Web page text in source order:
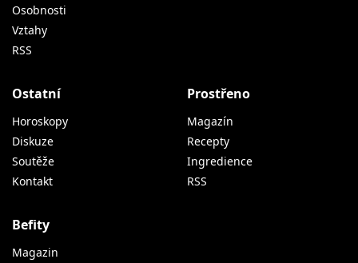
Osobnosti
Vztahy
RSS
Ostatní
Horoskopy
Diskuze
Soutěže
Kontakt
Prostřeno
Magazín
Recepty
Ingredience
RSS
Befity
Magazin